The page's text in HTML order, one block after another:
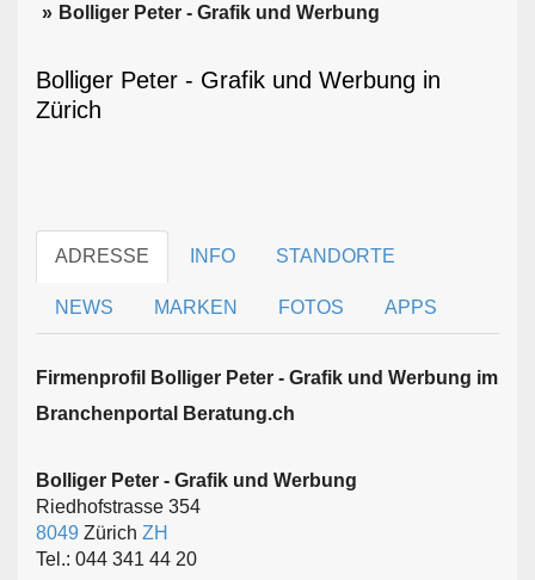
Bolliger Peter - Grafik und Werbung
Bolliger Peter - Grafik und Werbung in
Zürich
ADRESSE INFO STANDORTE
NEWS MARKEN FOTOS APPS
Firmen­profil Bolliger Peter - Grafik und Werbung im
Branchen­portal Beratung.ch
Bolliger Peter - Grafik und Werbung
Riedhofstrasse 354
8049 Zürich ZH
Tel.: 044 341 44 20